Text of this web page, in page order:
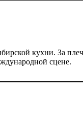
кухни. За
сцене.